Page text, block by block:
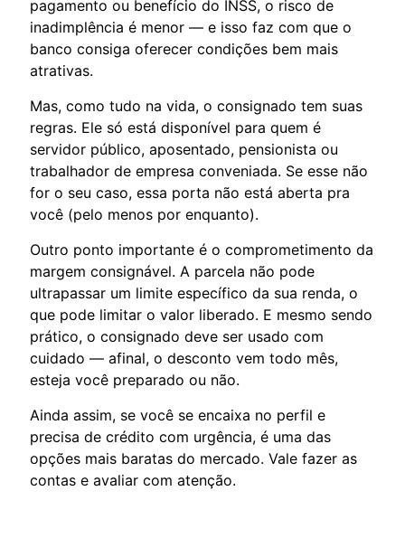
pagamento ou benefício do INSS, o risco de
inadimplência é menor — e isso faz com que o
banco consiga oferecer condições bem mais
atrativas.
Mas, como tudo na vida, o consignado tem suas
regras. Ele só está disponível para quem é
servidor público, aposentado, pensionista ou
trabalhador de empresa conveniada. Se esse não
for o seu caso, essa porta não está aberta pra
você (pelo menos por enquanto).
Outro ponto importante é o comprometimento da
margem consignável. A parcela não pode
ultrapassar um limite específico da sua renda, o
que pode limitar o valor liberado. E mesmo sendo
prático, o consignado deve ser usado com
cuidado — afinal, o desconto vem todo mês,
esteja você preparado ou não.
Ainda assim, se você se encaixa no perfil e
precisa de crédito com urgência, é uma das
opções mais baratas do mercado. Vale fazer as
contas e avaliar com atenção.